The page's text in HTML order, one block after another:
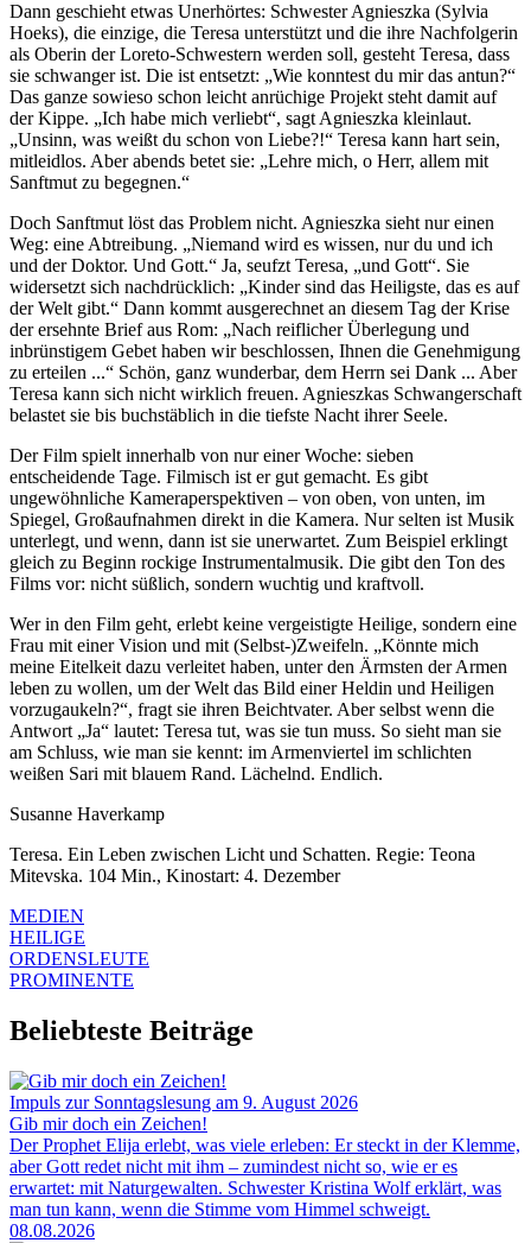
Dann geschieht etwas Unerhörtes: Schwester Agnieszka (Sylvia
Hoeks), die einzige, die Teresa unterstützt und die ihre Nachfolgerin
als Oberin der Loreto-Schwestern werden soll, gesteht Teresa, dass
sie schwanger ist. Die ist entsetzt: „Wie konntest du mir das antun?“
Das ganze sowieso schon leicht anrüchige Projekt steht damit auf
der Kippe. „Ich habe mich verliebt“, sagt Agnieszka kleinlaut.
„Unsinn, was weißt du schon von Liebe?!“ Teresa kann hart sein,
mitleidlos. Aber abends betet sie: „Lehre mich, o Herr, allem mit
Sanftmut zu begegnen.“
Doch Sanftmut löst das Problem nicht. Agnieszka sieht nur einen
Weg: eine Abtreibung. „Niemand wird es wissen, nur du und ich
und der Doktor. Und Gott.“ Ja, seufzt Teresa, „und Gott“. Sie
widersetzt sich nachdrücklich: „Kinder sind das Heiligste, das es auf
der Welt gibt.“ Dann kommt ausgerechnet an diesem Tag der Krise
der ersehnte Brief aus Rom: „Nach reiflicher Überlegung und
inbrünstigem Gebet haben wir beschlossen, Ihnen die Genehmigung
zu erteilen ...“ Schön, ganz wunderbar, dem Herrn sei Dank ... Aber
Teresa kann sich nicht wirklich freuen. Agnieszkas Schwangerschaft
belastet sie bis buchstäblich in die tiefste Nacht ihrer Seele.
Der Film spielt innerhalb von nur einer Woche: sieben
entscheidende Tage. Filmisch ist er gut gemacht. Es gibt
ungewöhnliche Kameraperspektiven – von oben, von unten, im
Spiegel, Großaufnahmen direkt in die Kamera. Nur selten ist Musik
unterlegt, und wenn, dann ist sie unerwartet. Zum Beispiel erklingt
gleich zu Beginn rockige Instrumentalmusik. Die gibt den Ton des
Films vor: nicht süßlich, sondern wuchtig und kraftvoll.
Wer in den Film geht, erlebt keine vergeistigte Heilige, sondern eine
Frau mit einer Vision und mit (Selbst-)Zweifeln. „Könnte mich
meine Eitelkeit dazu verleitet haben, unter den Ärmsten der Armen
leben zu wollen, um der Welt das Bild einer Heldin und Heiligen
vorzugaukeln?“, fragt sie ihren Beichtvater. Aber selbst wenn die
Antwort „Ja“ lautet: Teresa tut, was sie tun muss. So sieht man sie
am Schluss, wie man sie kennt: im Armenviertel im schlichten
weißen Sari mit blauem Rand. Lächelnd. Endlich.
Susanne Haverkamp
Teresa. Ein Leben zwischen Licht und Schatten. Regie: Teona
Mitevska. 104 Min., Kinostart: 4. Dezember
MEDIEN
HEILIGE
ORDENSLEUTE
PROMINENTE
Beliebteste Beiträge
Impuls zur Sonntagslesung am 9. August 2026
Gib mir doch ein Zeichen!
Der Prophet Elija erlebt, was viele erleben: Er steckt in der Klemme,
aber Gott redet nicht mit ihm – zumindest nicht so, wie er es
erwartet: mit Naturgewalten. Schwester Kristina Wolf erklärt, was
man tun kann, wenn die Stimme vom Himmel schweigt.
08.08.2026